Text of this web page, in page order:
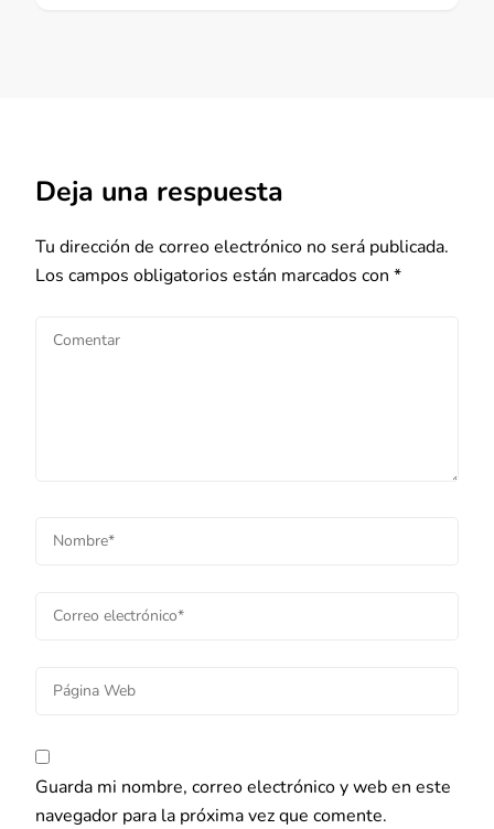
Deja una respuesta
Tu dirección de correo electrónico no será publicada.
Los campos obligatorios están marcados con *
Guarda mi nombre, correo electrónico y web en este
navegador para la próxima vez que comente.